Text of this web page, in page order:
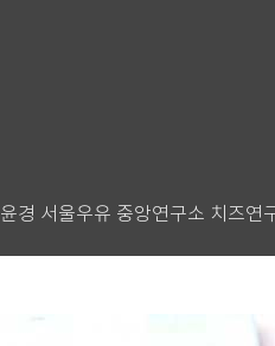
윤경 서울우유 중앙연구소 치즈